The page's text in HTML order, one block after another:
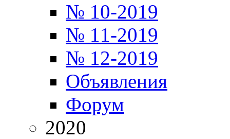
№ 10-2019
№ 11-2019
№ 12-2019
Объявления
Форум
2020